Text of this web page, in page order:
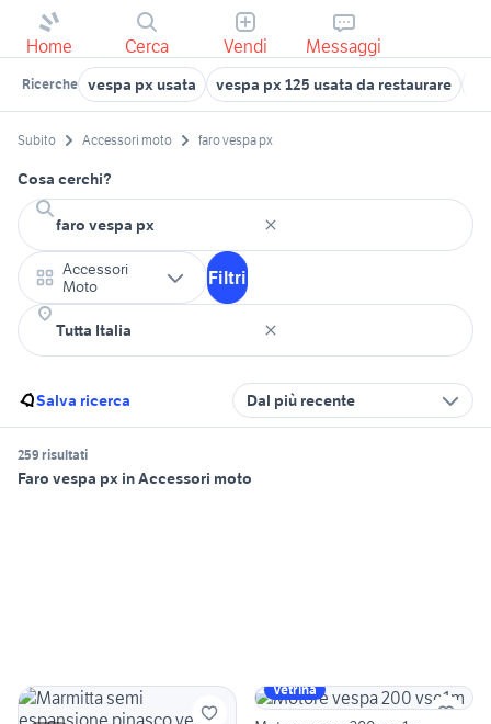
Home Cerca Vendi Messaggi
Ricerche vespa px usata vespa px 125 usata da restaurare
Subito Accessori moto faro vespa px
Cosa cerchi?
Accessori
Moto
Filtri
Salva ricerca Dal più recente
259 risultati
Faro vespa px in Accessori moto
Vetrina